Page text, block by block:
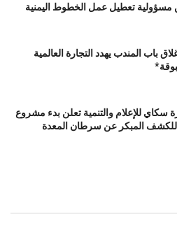
مسؤولية تعطيل عمل الخطوط اليمنية
باب المندب يهدد التجارة العالمية
للإعلام والتنمية تعلن بدء مشروع
للكشف المبكر عن سرطان المعدة